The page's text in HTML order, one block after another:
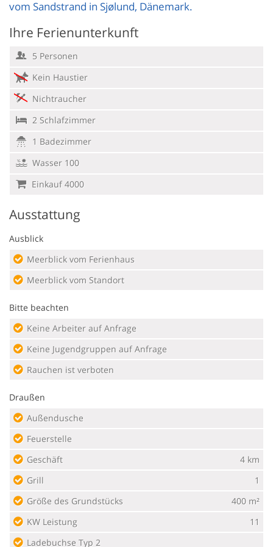
vom Sandstrand in Sjølund, Dänemark.
Ihre Ferienunterkunft
5 Personen
Kein Haustier
Nichtraucher
2 Schlafzimmer
1 Badezimmer
Wasser 100
Einkauf 4000
Ausstattung
Ausblick
Meerblick vom Ferienhaus
Meerblick vom Standort
Bitte beachten
Keine Arbeiter auf Anfrage
Keine Jugendgruppen auf Anfrage
Rauchen ist verboten
Draußen
Außendusche
Feuerstelle
Geschäft
4 km
Grill
1
Größe des Grundstücks
400 m²
KW Leistung
11
Ladebuchse Typ 2